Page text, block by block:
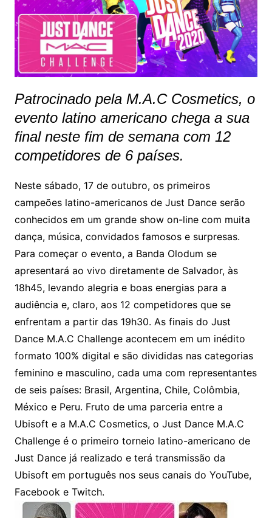
Patrocinado pela M.A.C Cosmetics, o
evento latino americano chega a sua
final neste fim de semana com 12
competidores de 6 países.
Neste sábado, 17 de outubro, os primeiros
campeões latino-americanos de Just Dance serão
conhecidos em um grande show on-line com muita
dança, música, convidados famosos e surpresas.
Para começar o evento, a Banda Olodum se
apresentará ao vivo diretamente de Salvador, às
18h45, levando alegria e boas energias para a
audiência e, claro, aos 12 competidores que se
enfrentam a partir das 19h30. As finais do Just
Dance M.A.C Challenge acontecem em um inédito
formato 100% digital e são divididas nas categorias
feminino e masculino, cada uma com representantes
de seis países: Brasil, Argentina, Chile, Colômbia,
México e Peru. Fruto de uma parceria entre a
Ubisoft e a M.A.C Cosmetics, o Just Dance M.A.C
Challenge é o primeiro torneio latino-americano de
Just Dance já realizado e terá transmissão da
Ubisoft em português nos seus canais do YouTube,
Facebook e Twitch.